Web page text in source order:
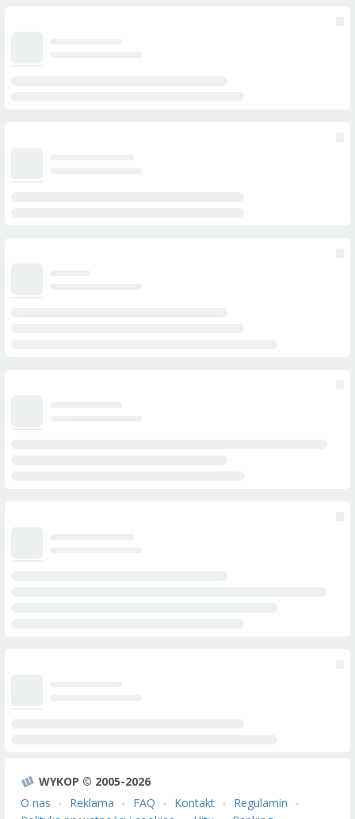
WYKOP © 2005-2026
O nas
Reklama FAQ Kontakt
Regulamin